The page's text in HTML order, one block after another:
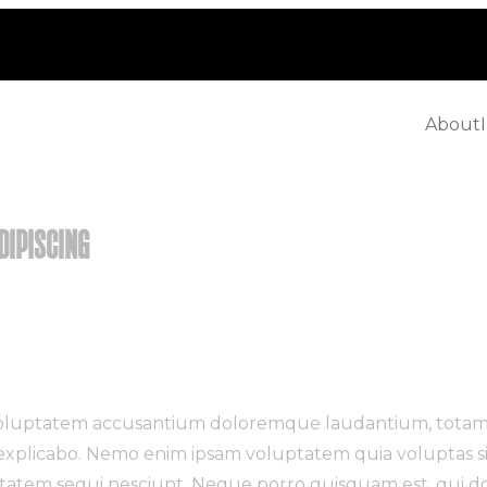
About
accusantium doloremque laudantium,
Nemo enim ipsam voluptatem quia voluptas